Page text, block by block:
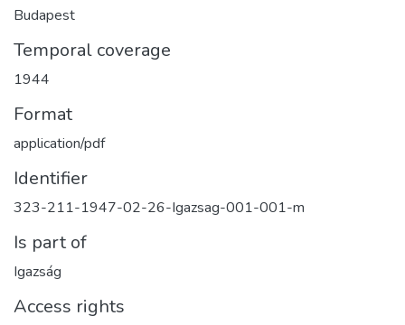
Budapest
Temporal coverage
1944
Format
application/pdf
Identifier
323-211-1947-02-26-Igazsag-001-001-m
Is part of
Igazság
Access rights